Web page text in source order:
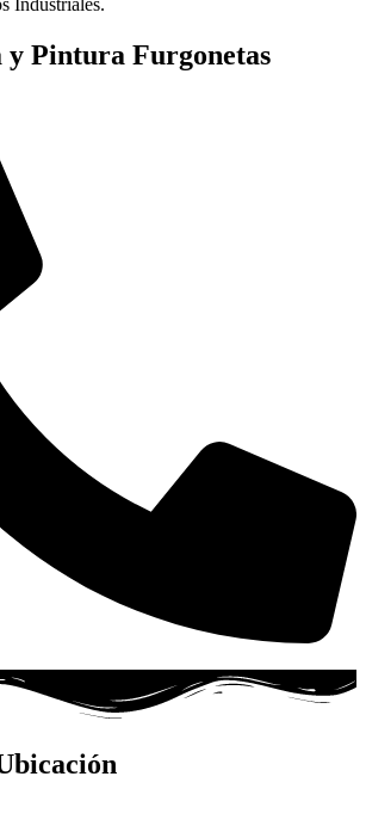
y Pintura Furgonetas